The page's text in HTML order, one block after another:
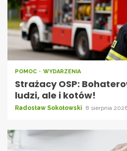
POMOC WYDARZENIA
Strażacy OSP:
ludzi, ale i kotów!
Radosław Sokołowski 8 sierpnia